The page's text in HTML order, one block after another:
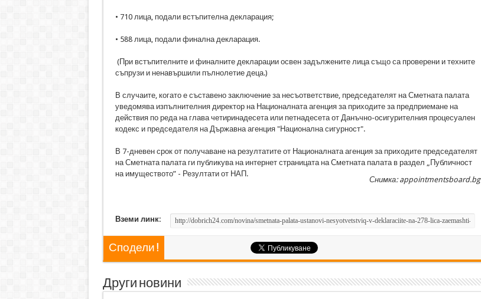
• 710 лица, подали встъпителна декларация;
• 588 лица, подали финална декларация.
(При встъпителните и финалните декларации освен задължените лица също са проверени и техните
съпрузи и ненавършили пълнолетие деца.)
В случаите, когато е съставено заключение за несъответствие, председателят на Сметната палата
уведомява изпълнителния директор на Националната агенция за приходите за предприемане на
действия по реда на глава четиринадесета или петнадесета от Данъчно-осигурителния процесуален
кодекс и председателя на Държавна агенция "Национална сигурност".
В 7-дневен срок от получаване на резултатите от Националната агенция за приходите председателят
на Сметната палата ги публикува на интернет страницата на Сметната палата в раздел „Публичност
на имуществото” - Резултати от НАП.
Снимка: appointmentsboard.bg
Вземи линк:
Сподели !
Други новини